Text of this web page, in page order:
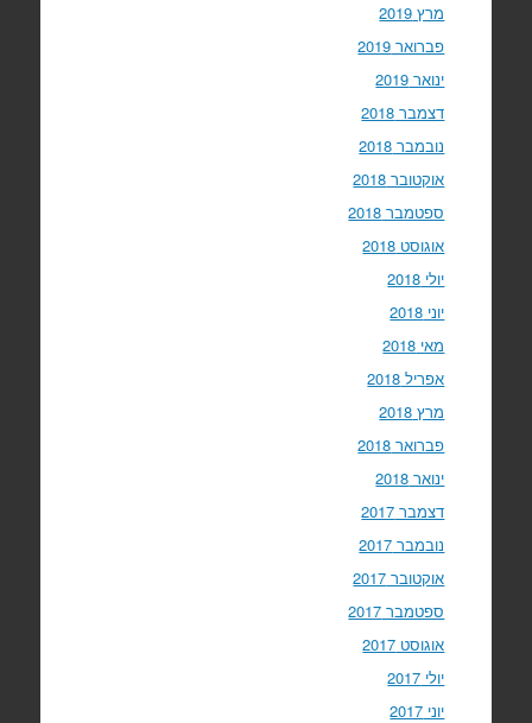
מרץ 2019
פברואר 2019
ינואר 2019
דצמבר 2018
נובמבר 2018
אוקטובר 2018
ספטמבר 2018
אוגוסט 2018
יולי 2018
יוני 2018
מאי 2018
אפריל 2018
מרץ 2018
פברואר 2018
ינואר 2018
דצמבר 2017
נובמבר 2017
אוקטובר 2017
ספטמבר 2017
אוגוסט 2017
יולי 2017
יוני 2017